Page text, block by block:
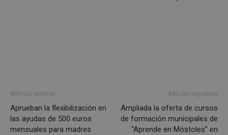
Artículo anterior
Aprueban la flexibilización en
las ayudas de 500 euros
mensuales para madres
Artículo siguiente
Ampliada la oferta de cursos
de formación municipales de
“Aprende en Móstoles” en
VISITOR_PRIVACY_METADATA
YouTube
.youtube.com
5 meses 4
semanas